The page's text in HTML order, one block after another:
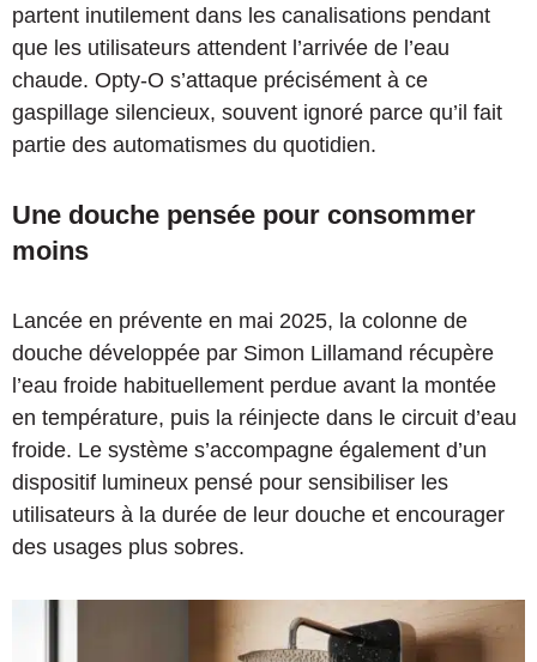
partent inutilement dans les canalisations pendant
que les utilisateurs attendent l’arrivée de l’eau
chaude. Opty-O s’attaque précisément à ce
gaspillage silencieux, souvent ignoré parce qu’il fait
partie des automatismes du quotidien.
Une douche pensée pour consommer
moins
Lancée en prévente en mai 2025, la colonne de
douche développée par Simon Lillamand récupère
l’eau froide habituellement perdue avant la montée
en température, puis la réinjecte dans le circuit d’eau
froide. Le système s’accompagne également d’un
dispositif lumineux pensé pour sensibiliser les
utilisateurs à la durée de leur douche et encourager
des usages plus sobres.